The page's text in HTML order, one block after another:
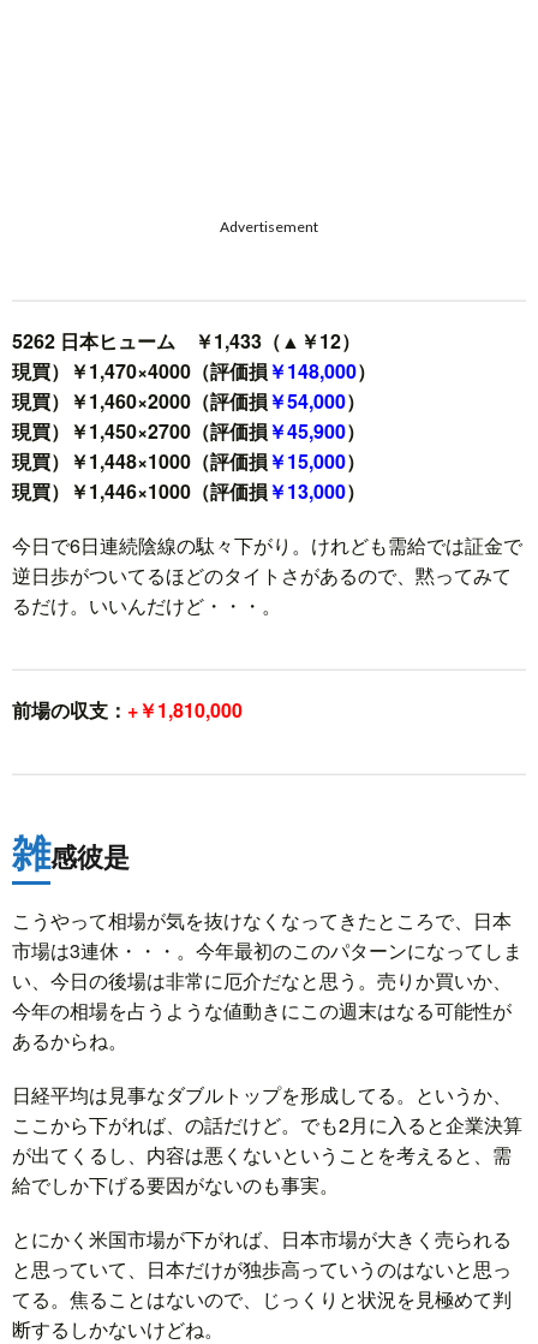
Advertisement
5262 日本ヒューム ￥1,433（▲￥12）
現買）￥1,470×4000（評価損￥148,000）
現買）￥1,460×2000（評価損￥54,000）
現買）￥1,450×2700（評価損￥45,900）
現買）￥1,448×1000（評価損￥15,000）
現買）￥1,446×1000（評価損￥13,000）
今日で6日連続陰線の駄々下がり。けれども需給では証金で
逆日歩がついてるほどのタイトさがあるので、黙ってみて
るだけ。いいんだけど・・・。
前場の収支： +￥1,810,000
雑感彼是
こうやって相場が気を抜けなくなってきたところで、日本
市場は3連休・・・。今年最初のこのパターンになってしま
い、今日の後場は非常に厄介だなと思う。売りか買いか、
今年の相場を占うような値動きにこの週末はなる可能性が
あるからね。
日経平均は見事なダブルトップを形成してる。というか、
ここから下がれば、の話だけど。でも2月に入ると企業決算
が出てくるし、内容は悪くないということを考えると、需
給でしか下げる要因がないのも事実。
とにかく米国市場が下がれば、日本市場が大きく売られる
と思っていて、日本だけが独歩高っていうのはないと思っ
てる。焦ることはないので、じっくりと状況を見極めて判
断するしかないけどね。